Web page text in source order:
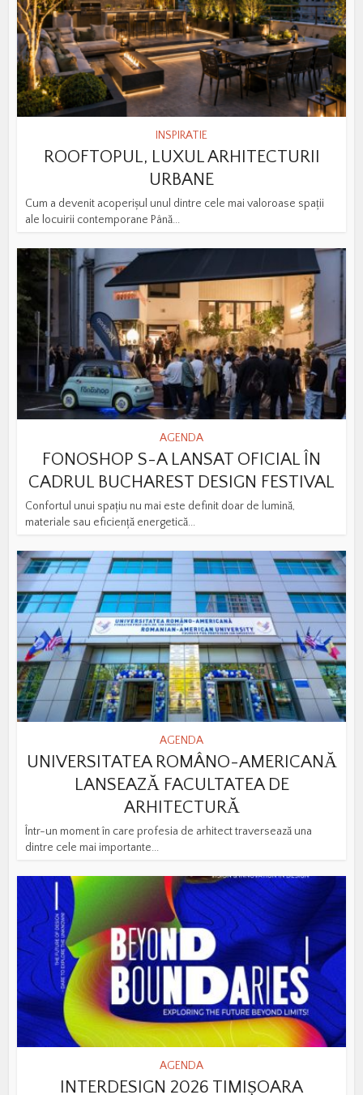
INSPIRATIE
ROOFTOPUL, LUXUL ARHITECTURII
URBANE
Cum a devenit acoperișul unul dintre cele mai valoroase spații
ale locuirii contemporane Până...
AGENDA
FONOSHOP S-A LANSAT OFICIAL ÎN
CADRUL BUCHAREST DESIGN FESTIVAL
Confortul unui spațiu nu mai este definit doar de lumină,
materiale sau eficiență energetică...
AGENDA
UNIVERSITATEA ROMÂNO-AMERICANĂ
LANSEAZĂ FACULTATEA DE
ARHITECTURĂ
Într-un moment în care profesia de arhitect traversează una
dintre cele mai importante...
AGENDA
INTERDESIGN 2026 TIMIȘOARA